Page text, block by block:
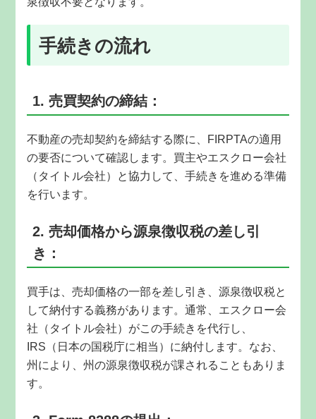
手続きの流れ
1. 売買契約の締結：
不動産の売却契約を締結する際に、FIRPTAの適用
の要否について確認します。買主やエスクロー会社
（タイトル会社）と協力して、手続きを進める準備
を行います。
2. 売却価格から源泉徴収税の差し引
き：
買手は、売却価格の一部を差し引き、源泉徴収税と
して納付する義務があります。通常、エスクロー会
社（タイトル会社）がこの手続きを代行し、
IRS（日本の国税庁に相当）に納付します。なお、
州により、州の源泉徴収税が課されることもありま
す。